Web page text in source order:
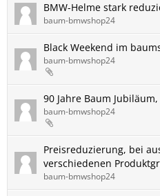
BMW-Helme stark
baum-bmwshop24
Black Weekend im
baum-bmwshop24
90 Jahre Baum
baum-bmwshop24
Preisreduzierung, bei
verschiedenen
baum-bmwshop24